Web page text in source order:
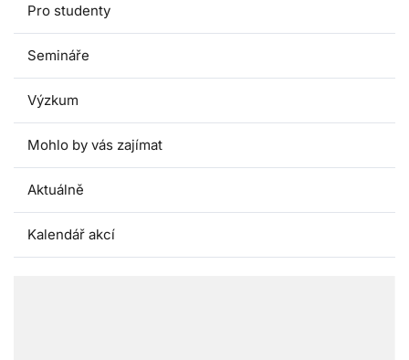
Pro studenty
Semináře
Výzkum
Mohlo by vás zajímat
Aktuálně
Kalendář akcí